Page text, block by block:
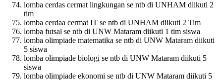
lomba cerdas cermat lingkungan se ntb di UNHAM diikuti 2
tim
lomba cerdaa cermat IT se ntb di UNHAM diikuti 2 Tim
lomba futsal se ntb di UNW Mataram diikuti 1 tim siswa
lomba olimpiade matematika se ntb di UNW Mataram diikuti
5 siswa
lomba olimpiade biologi se ntb di UNW Mataram diikuti 5
siswa
lomba olimpiade ekonomi se ntb di UNW Mataram diikuti 5